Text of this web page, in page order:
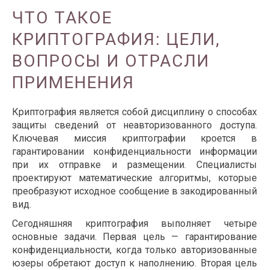
ЧТО ТАКОЕ
КРИПТОГРАФИЯ: ЦЕЛИ,
ВОПРОСЫ И ОТРАСЛИ
ПРИМЕНЕНИЯ
Криптография является собой дисциплину о способах
защиты сведений от неавторизованного доступа.
Ключевая миссия криптографии кроется в
гарантировании конфиденциальности информации
при их отправке и размещении. Специалисты
проектируют математические алгоритмы, которые
преобразуют исходное сообщение в закодированный
вид.
Сегодняшняя криптография выполняет четыре
основные задачи. Первая цель — гарантирование
конфиденциальности, когда только авторизованные
юзеры обретают доступ к наполнению. Вторая цель